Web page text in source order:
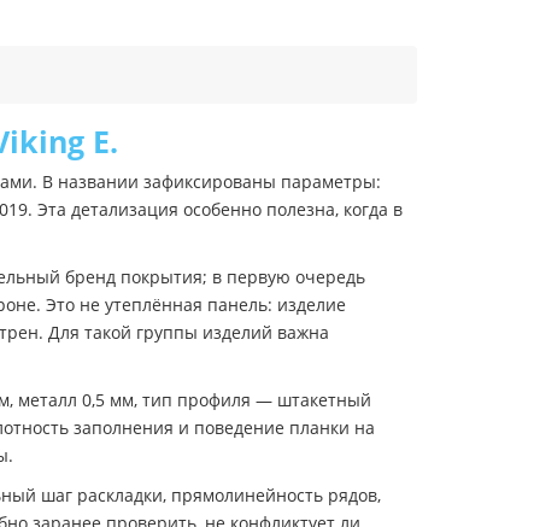
E.
В названии зафиксированы параметры:
Эта детализация особенно полезна, когда в
бренд покрытия; в первую очередь
Это не утеплённая панель: изделие
Для такой группы изделий важна
металл 0,5 мм, тип профиля — штакетный
заполнения и поведение планки на
шаг раскладки, прямолинейность рядов,